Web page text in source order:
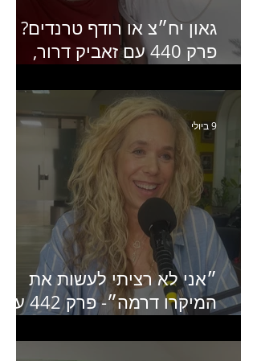
גאון יח״צ או רודף טרנדים?
פרק 440 עם זאביק דרור,
ותקשורת
״אני לא רציתי לעשות את
המיקרו דרמה״- פרק 442 עם
של יד2
9 ביולי